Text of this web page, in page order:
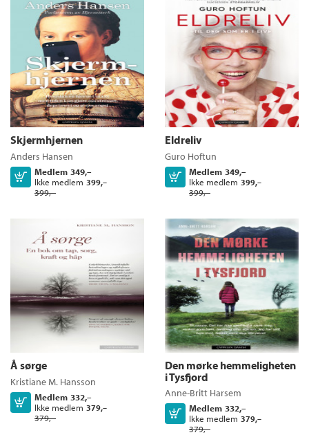
Skjermhjernen
Anders Hansen
Medlem 349,–
Ikke medlem 399,–
399,–
Kjøp
Eldreliv
Guro Hoftun
Medlem 349,–
Ikke medlem 399,–
399,–
Kjøp
Å sørge
Kristiane M. Hansson
Medlem 332,–
Ikke medlem 379,–
379,–
Kjøp
Den mørke hemmeligheten
i Tysfjord
Anne-Britt Harsem
Medlem 332,–
Ikke medlem 379,–
379,–
Kjøp